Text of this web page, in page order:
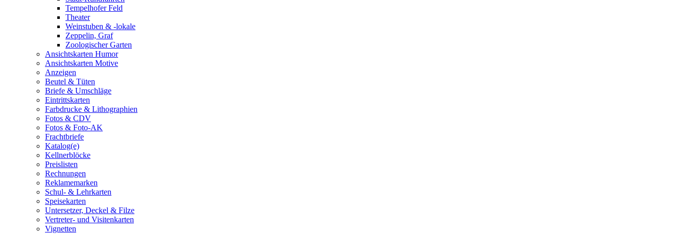
Tempelhofer Feld
Theater
Weinstuben & -lokale
Zeppelin, Graf
Zoologischer Garten
Ansichtskarten Humor
Ansichtskarten Motive
Anzeigen
Beutel & Tüten
Briefe & Umschläge
Eintrittskarten
Farbdrucke & Lithographien
Fotos & CDV
Fotos & Foto-AK
Frachtbriefe
Katalog(e)
Kellnerblöcke
Preislisten
Rechnungen
Reklamemarken
Schul- & Lehrkarten
Speisekarten
Untersetzer, Deckel & Filze
Vertreter- und Visitenkarten
Vignetten